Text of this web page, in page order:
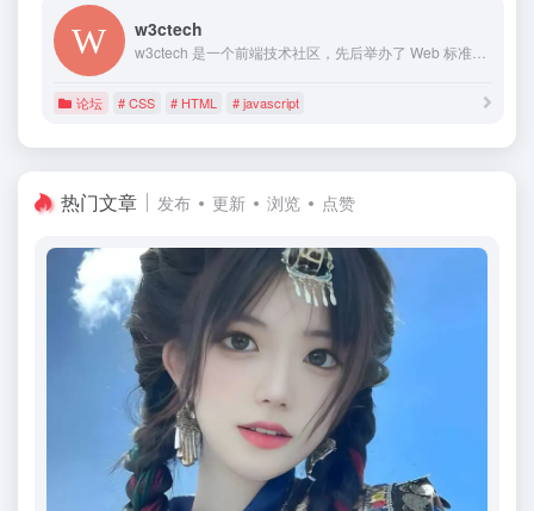
w3ctech
w3ctech 是一个前端技术社区，先后举办了 Web 标准化交流会、CSS 大会、VueConf、JavaScript 专题会议。
论坛 # CSS # HTML # javascript
热门文章 发布 更新 浏览 点赞